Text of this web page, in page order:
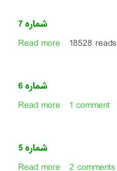
شماره 7
Read more about
18528 reads
شماره 6
Read more about
1 comment
شماره 5
Read more about
2 comments